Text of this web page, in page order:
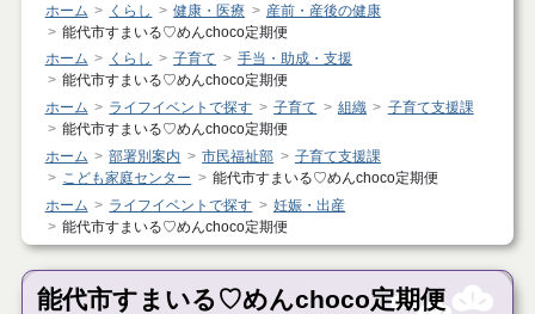
ホーム くらし 健康・医療
産前・産後の健康
能代市すまいる♡めんchoco定期便
ホーム
くらし 子育て
手当・助成・支援
能代市すまいる♡めんchoco定期便
ホーム
ライフイベントで探す 子育て 組織
子育て支援課
能代市すまいる♡めんchoco定期便
ホーム
部署別案内 市民福祉部
子育て支援課
こども家庭センター
能代市すまいる♡めんchoco定期便
ホーム
ライフイベントで探す
妊娠・出産
能代市すまいる♡めんchoco定期便
能代市すまいる♡めんchoco定期便